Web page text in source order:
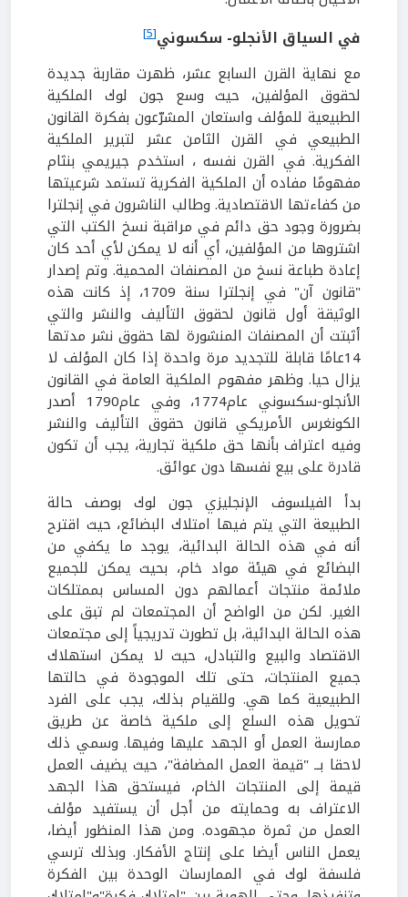
في السياق الأنجلو- سكسوني[5]
مع نهاية القرن السابع عشر، ظهرت مقاربة جديدة
لحقوق المؤلفين، حيث وسع جون لوك الملكية
الطبيعية للمؤلف واستعان المشرّعون بفكرة القانون
الطبيعي في القرن الثامن عشر لتبرير الملكية
الفكرية. في القرن نفسه ، استخدم جيريمي بنثام
مفهومًا مفاده أن الملكية الفكرية تستمد شرعيتها
من كفاءتها الاقتصادية. وطالب الناشرون في إنجلترا
بضرورة وجود حق دائم في مراقبة نسخ الكتب التي
اشتروها من المؤلفين، أي أنه لا يمكن لأي أحد كان
إعادة طباعة نسخ من المصنفات المحمية. وتم إصدار
"قانون آن" في إنجلترا سنة 1709، إذ كانت هذه
الوثيقة أول قانون لحقوق التأليف والنشر والتي
أثبتت أن المصنفات المنشورة لها حقوق نشر مدتها
14عامًا قابلة للتجديد مرة واحدة إذا كان المؤلف لا
يزال حيا. وظهر مفهوم الملكية العامة في القانون
الأنجلو-سكسوني عام1774، وفي عام1790 أصدر
الكونغرس الأمريكي قانون حقوق التأليف والنشر
وفيه اعتراف بأنها حق ملكية تجارية، يجب أن تكون
قادرة على بيع نفسها دون عوائق.
بدأ الفيلسوف الإنجليزي جون لوك بوصف حالة
الطبيعة التي يتم فيها امتلاك البضائع، حيث اقترح
أنه في هذه الحالة البدائية، يوجد ما يكفي من
البضائع في هيئة مواد خام، بحيث يمكن للجميع
ملائمة منتجات أعمالهم دون المساس بممتلكات
الغير. لكن من الواضح أن المجتمعات لم تبق على
هذه الحالة البدائية، بل تطورت تدريجياً إلى مجتمعات
الاقتصاد والبيع والتبادل، حيث لا يمكن استهلاك
جميع المنتجات، حتى تلك الموجودة في حالتها
الطبيعية كما هي. وللقيام بذلك، يجب على الفرد
تحويل هذه السلع إلى ملكية خاصة عن طريق
ممارسة العمل أو الجهد عليها وفيها. وسمي ذلك
لاحقا بــ "قيمة العمل المضافة"، حيث يضيف العمل
قيمة إلى المنتجات الخام، فيستحق هذا الجهد
الاعتراف به وحمايته من أجل أن يستفيد مؤلف
العمل من ثمرة مجهوده. ومن هذا المنظور أيضا،
يعمل الناس أيضا على إنتاج الأفكار. وبذلك ترسي
فلسفة لوك في الممارسات الوحدة بين الفكرة